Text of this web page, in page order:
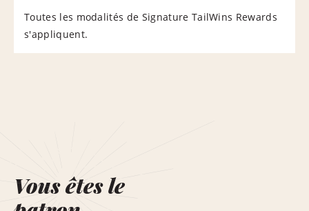
Toutes les modalités de Signature TailWins Rewards
s'appliquent.
Vous êtes le